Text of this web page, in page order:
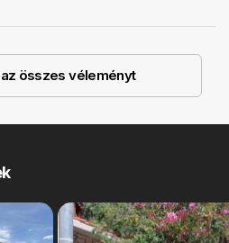
összes véleményt